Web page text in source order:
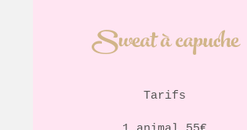
Sweat à capuche
Tarifs